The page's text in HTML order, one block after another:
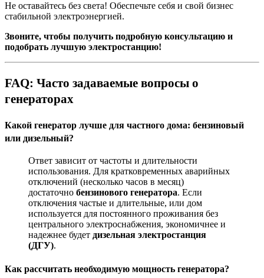
Не оставайтесь без света! Обеспечьте себя и свой бизнес
стабильной электроэнергией.
Звоните, чтобы получить подробную консультацию и
подобрать лучшую электростанцию!
FAQ: Часто задаваемые вопросы о
генераторах
Какой генератор лучше для частного дома: бензиновый
или дизельный?
Ответ зависит от частоты и длительности
использования. Для кратковременных аварийных
отключений (несколько часов в месяц)
достаточно бензинового генератора. Если
отключения частые и длительные, или дом
используется для постоянного проживания без
центрального электроснабжения, экономичнее и
надежнее будет дизельная электростанция
(ДГУ).
Как рассчитать необходимую мощность генератора?